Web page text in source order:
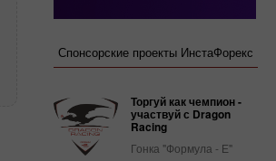
Спонсорские проекты ИнстаФорекс
Торгуй как чемпион -
участвуй с Dragon
Racing
Гонка "Формула - Е"